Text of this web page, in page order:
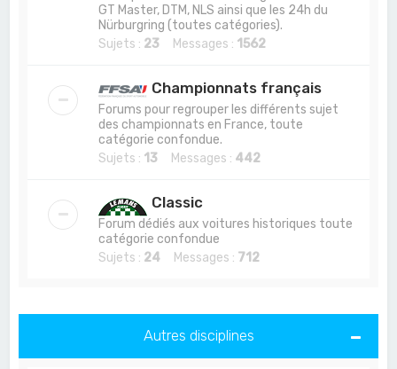
GT Master, DTM, NLS ainsi que les 24h du
Nürburgring (toutes catégories).
Sujets : 23 Messages : 1562
Championnats français
Forums pour regrouper les différents sujet
des championnats en France, toute
catégorie confondue.
Sujets : 13 Messages : 442
Classic
Forum dédiés aux voitures historiques toute
catégorie confondue
Sujets : 24 Messages : 712
Autres disciplines